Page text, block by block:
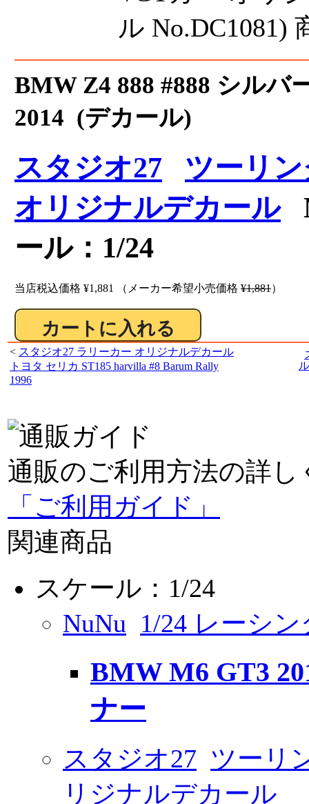
BMW Z4 888 #888 シルバ
2014 (デカール)
スタジオ27
ツーリ
オリジナルデカール
ール：1/24
当店税込価格 ¥1,881 （メーカー希望小売価格 ¥1,881）
< スタジオ27 ラリーカー オリジナルデカール
トヨタ セリカ ST185 harvilla #8 Barum Rally
1996
通販のご利用方法の詳し
「ご利用ガイド」
関連商品
スケール：1/24
NuNu 1/24 レーシ
BMW M6 GT3
ナー
スタジオ27 ツーリ
リジナルデカール